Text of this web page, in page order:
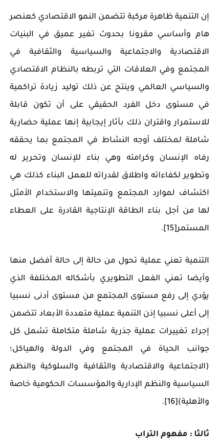
إن التنمية ظاهرة مركبة تتضمن النمو الاقتصادي كعنصر
هام وأساسي مقرونا بحدوث تغير عميق في البنيات
الاقتصادية والاجتماعية والسياسية والثقافية في
المجتمع وفي العلاقات التي تربطه بالنظام الاقتصادي
والسياسي العالمي وينتج عن ذلك توليد زيادة تراكمية
في مستوى دخل الفرد الحقيقي على أن تكون قابلة
للاستمرار واقتران ذلك بآثار إيجابية إنها عملية حضارية
شاملة لمختلف أوجه النشاط في المجتمع بما يحققه
رفاه الإنسان وكرامته وهي بناء للإنسان وتحرير له
وتطوير لكفاءاته واطلاق لقدراته للعمل البناء كذلك هي
اكتشاف لموارد المجتمع وتنميتها والاستخدام الأمثل
لها من أجل بناء الطاقة الإنتاجية القادرة على العطاء
المستمر[15].
التنمية تعني عملية تحول من حالة إلى حالة أفضل منها
وأيضا تعني الفعل التطويري بأشكاله المختلفة الذي
يؤدي إلى رفع مستوى المجتمع من مستوى أدنى نسبيا
إلى أعلى نسبيا إذن التنمية عملية متعددة الأبعاد تتضمن
إجراء تغييرات عملية جذرية شاملة متكاملة تشمل كل
جوانب الحياة في المجتمع وفي الدولة والهياكل؛
(الاجتماعية والاقتصادية والثقافية والسلوكية والنظم
السياسية والنظم الإدارية والمؤسسات الحكومية خاصة
والأهلية)[16].
ثالثا : مفهوم التراب